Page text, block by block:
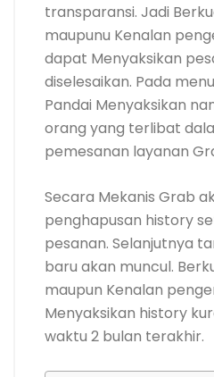
transparansi. Jadi
maupunu Kenalan
dapat Menyaksikan
diselesaikan. Pada
Pandai Menyaksikan
orang yang terlibat
pemesanan layanan
Secara Mekanis Grab
penghapusan history
pesanan. Selanjutnya
baru akan muncul.
maupun Kenalan
Menyaksikan history
waktu 2 bulan terakhir.